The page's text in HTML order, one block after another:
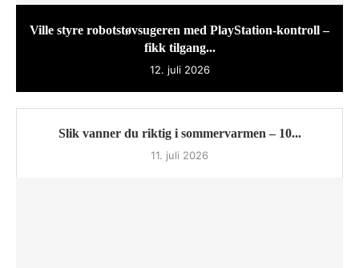
Ville styre robotstøvsugeren med PlayStation-kontroll –
fikk tilgang...
12. juli 2026
Slik vanner du riktig i sommervarmen – 10...
11. juli 2026